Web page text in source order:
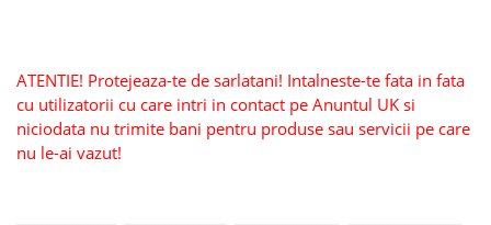
ATENTIE! Protejeaza-te de sarlatani! Intalneste-te fata in fata
cu utilizatorii cu care intri in contact pe Anuntul UK si
niciodata nu trimite bani pentru produse sau servicii pe care
nu le-ai vazut!